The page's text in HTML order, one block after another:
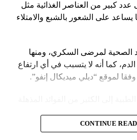
سرعة الصوت…
على زحل
عدد كبير من العناصر الغذائية مثل
يساعد على الشعور بالشبع والامتلاء
الصحية لمرضى السكري، ومنها
كما أنه لا يتسبب في أي ارتفاع
لموقع “ديلي ميديكال إنفو”.
من الإصابة بمرض السكري من
CONTINUE